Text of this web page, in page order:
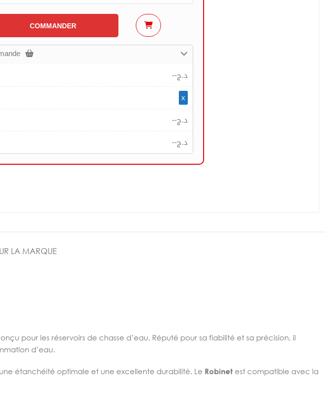
COMMANDER
--د.ج
x
--د.ج
--د.ج
LA MARQUE
pour les réservoirs de chasse d’eau. Réputé pour sa fiabilité et sa précision, il
d’eau.
étanchéité optimale et une excellente durabilité. Le Robinet est compatible avec la